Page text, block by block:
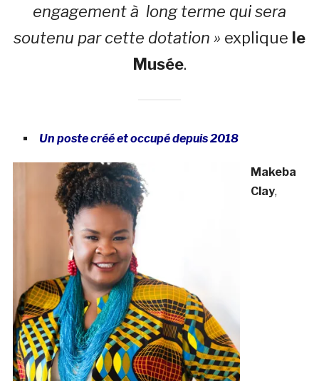
engagement à long terme qui sera
soutenu par cette dotation » explique le
Musée.
Un poste créé et occupé depuis 2018
Makeba
Clay,